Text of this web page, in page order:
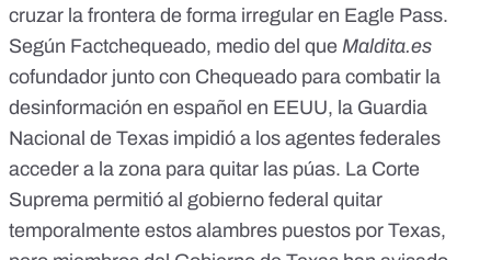
cruzar la frontera de forma irregular en Eagle Pass.
Según Factchequeado, medio del que Maldita.es
cofundador junto con Chequeado para combatir la
desinformación en español en EEUU, la Guardia
Nacional de Texas impidió a los agentes federales
acceder a la zona para quitar las púas. La Corte
Suprema permitió al gobierno federal quitar
temporalmente estos alambres puestos por Texas,